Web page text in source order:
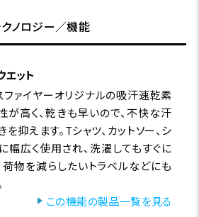
ノロジー／機能
エット
ファイヤーオリジナルの吸汗速乾素
が高く、乾きも早いので、不快な汗
を抑えます。Tシャツ、カットソー、シ
幅広く使用され、洗濯してもすぐに
荷物を減らしたいトラベルなどにも
この機能の製品一覧を見る